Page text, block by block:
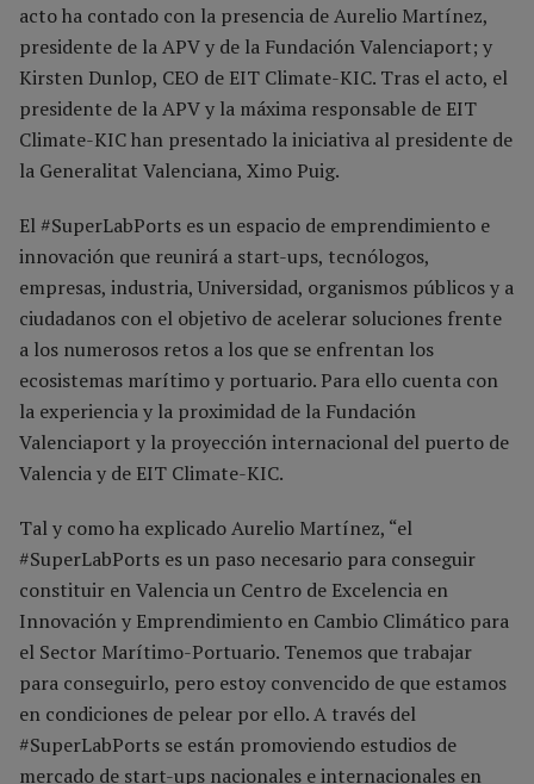
acto ha contado con la presencia de Aurelio Martínez,
presidente de la APV y de la Fundación Valenciaport; y
Kirsten Dunlop, CEO de EIT Climate-KIC. Tras el acto, el
presidente de la APV y la máxima responsable de EIT
Climate-KIC han presentado la iniciativa al presidente de
la Generalitat Valenciana, Ximo Puig.
El #SuperLabPorts es un espacio de emprendimiento e
innovación que reunirá a start-ups, tecnólogos,
empresas, industria, Universidad, organismos públicos y a
ciudadanos con el objetivo de acelerar soluciones frente
a los numerosos retos a los que se enfrentan los
ecosistemas marítimo y portuario. Para ello cuenta con
la experiencia y la proximidad de la Fundación
Valenciaport y la proyección internacional del puerto de
Valencia y de EIT Climate-KIC.
Tal y como ha explicado Aurelio Martínez, “el
#SuperLabPorts es un paso necesario para conseguir
constituir en Valencia un Centro de Excelencia en
Innovación y Emprendimiento en Cambio Climático para
el Sector Marítimo-Portuario. Tenemos que trabajar
para conseguirlo, pero estoy convencido de que estamos
en condiciones de pelear por ello. A través del
#SuperLabPorts se están promoviendo estudios de
mercado de start-ups nacionales e internacionales en